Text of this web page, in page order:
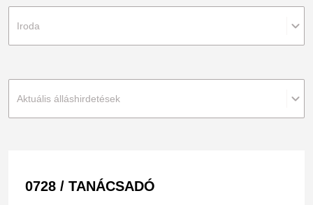
Iroda
Aktuális álláshirdetések
0728 / TANÁCSADÓ